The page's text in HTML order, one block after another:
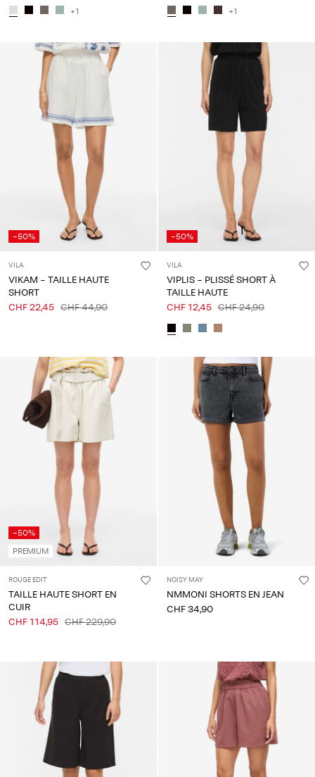
+1 +1
-50%
VILA
VIKAM - TAILLE HAUTE
SHORT
CHF 22,45 CHF 44,90
-50%
VILA
VIPLIS - PLISSÉ SHORT À
TAILLE HAUTE
CHF 12,45 CHF 24,90
-50%
PREMIUM
ROUGE EDIT
TAILLE HAUTE SHORT EN
CUIR
CHF 114,95 CHF 229,90
NOISY MAY
NMMONI SHORTS EN JEAN
CHF 34,90